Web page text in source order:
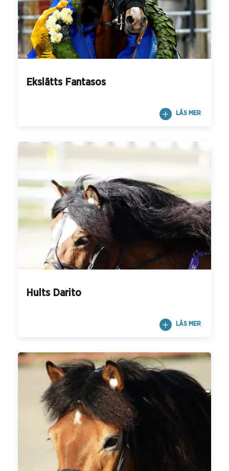
Ekslätts Fantasos
LÄS MER
Hults Darito
LÄS MER